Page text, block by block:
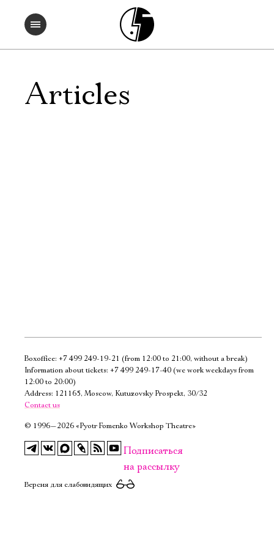
Articles
Boxoffice: +7 499 249-19-21 (from 12:00 to 21:00, without a break)
Information about tickets: +7 499 249-17-40 (we work weekdays from
12:00 to 20:00)
Address: 121165, Moscow, Kutuzovsky Prospekt, 30/32
Contact us
© 1996—2026 «Pyotr Fomenko Workshop Theatre»
Подписаться
на рассылку
Версия для слабовидящих
Электропочта
Ознакомиться